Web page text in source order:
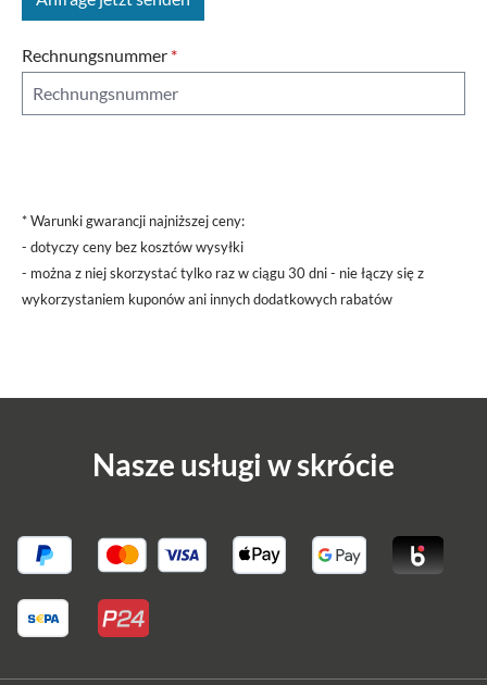
Rechnungsnummer *
* Warunki gwarancji najniższej ceny:
- dotyczy ceny bez kosztów wysyłki
- można z niej skorzystać tylko raz w ciągu 30 dni - nie łączy się z
wykorzystaniem kuponów ani innych dodatkowych rabatów
Nasze usługi w skrócie